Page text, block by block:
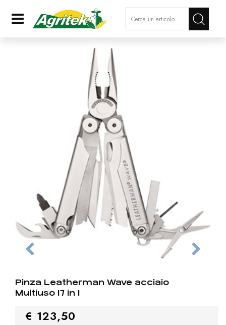
Open La modifica di un filtro
Pinza Leatherman Wave acciaio
Multiuso 17 in 1
€ 123,50